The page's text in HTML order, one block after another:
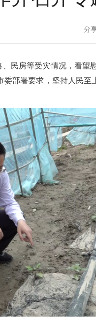
分
民房等受灾情况，看望
部署要求，坚持人民